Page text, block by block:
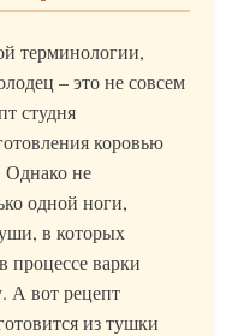
терминологии,
– это не совсем
студня
коровью
Однако не
одной ноги,
в которых
процессе варки
А вот рецепт
из тушки